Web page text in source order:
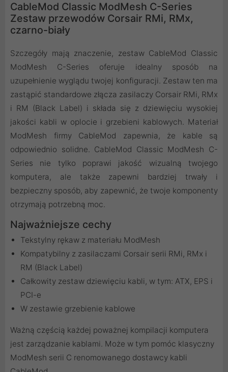
CableMod Classic ModMesh C-Series
Zestaw przewodów Corsair RMi, RMx,
czarno-biały
Szczegóły mają znaczenie, zestaw CableMod Classic
ModMesh C-Series oferuje idealny sposób na
uzupełnienie wyglądu twojej konfiguracji. Zestaw ten ma
zastąpić standardowe złącza zasilaczy Corsair RMi, RMx
i RM (Black Label) i składa się z dziewięciu wysokiej
jakości kabli w oplocie i grzebieni kablowych. Materiał
ModMesh firmy CableMod zapewnia, że kable są
odpowiednio solidne. CableMod Classic ModMesh C-
Series nie tylko poprawi jakość wizualną twojego
komputera, ale także zapewni bardziej trwały i
bezpieczny sposób, aby zapewnić, że twoje komponenty
otrzymają potrzebną moc.
Najważniejsze cechy
Tekstylny rękaw z materiału ModMesh
Kompatybilny z zasilaczami Corsair serii RMi, RMx i
RM (Black Label)
Całkowity zestaw dziewięciu kabli, w tym: ATX, EPS i
PCI-e
W zestawie grzebienie kablowe
Ważną częścią każdej poważnej kompilacji komputera
jest zarządzanie kablami. Może w tym pomóc klasyczny
ModMesh serii C renomowanego dostawcy kabli